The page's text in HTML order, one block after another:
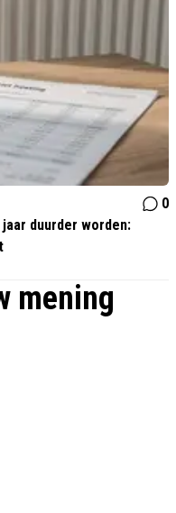
0
duurder worden:
mening